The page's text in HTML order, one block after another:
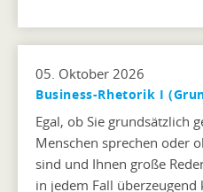
05. Oktober 2026
Business-Rhetorik I
Egal, ob Sie grundsätzlich
Menschen sprechen oder
sind und Ihnen große
in jedem Fall